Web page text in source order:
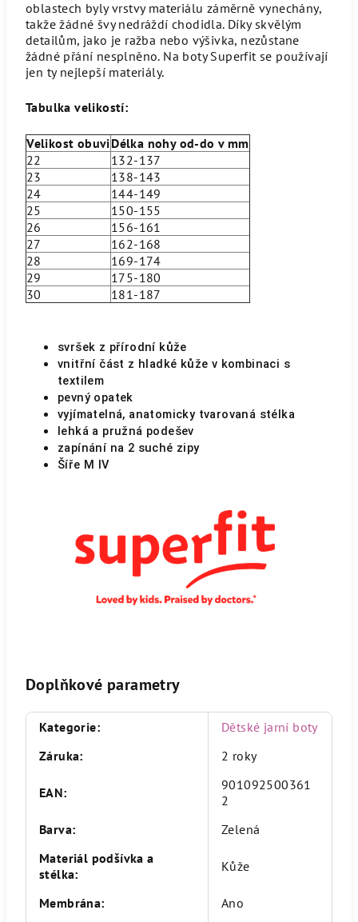
oblastech byly vrstvy materiálu záměrně vynechány,
takže žádné švy nedráždí chodidla. Díky skvělým
detailům, jako je ražba nebo výšivka, nezůstane
žádné přání nesplněno. Na boty Superfit se používají
jen ty nejlepší materiály.
Tabulka velikostí:
Velikost obuviDélka nohy od-do v mm
22
132-137
23
138-143
24
144-149
25
150-155
26
156-161
27
162-168
28
169-174
29
175-180
30
181-187
svršek z přírodní kůže
vnitřní část z hladké kůže v kombinaci s
textilem
pevný opatek
vyjímatelná, anatomicky tvarovaná stélka
lehká a pružná podešev
zapínání na 2 suché zipy
Šíře M IV
Doplňkové parametry
Kategorie:
Dětské jarní boty
Záruka: 2 roky
EAN:
901092500361
2
Barva:
Zelená
Materiál podšívka a
stélka: Kůže
Membrána:
Ano